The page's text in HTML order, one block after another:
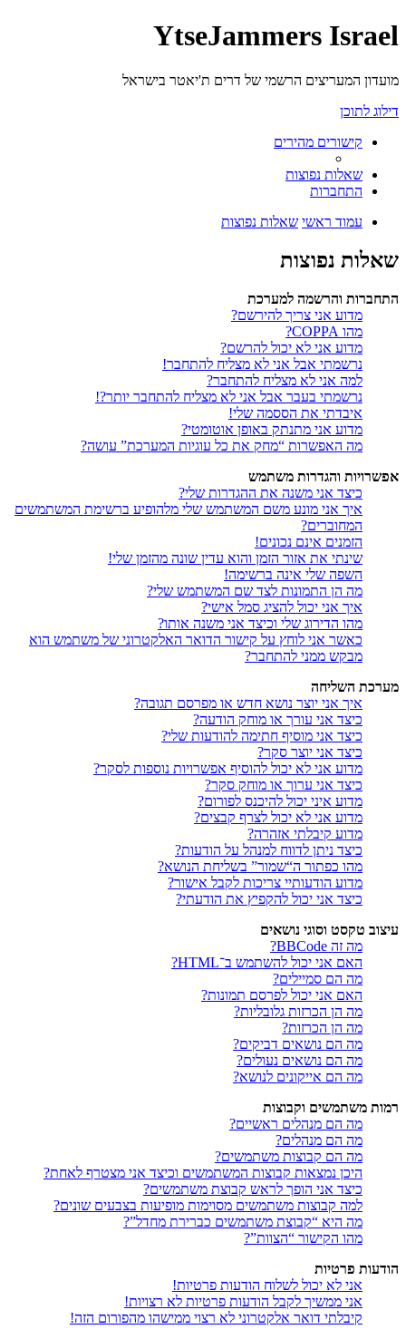
YtseJammers Israel
מועדון המעריצים הרשמי של דרים ת'יאטר בישראל
דילוג לתוכן
קישורים מהירים
שאלות נפוצות
התחברות
עמוד ראשי שאלות נפוצות
שאלות נפוצות
התחברות והרשמה למערכת
מדוע אני צריך להירשם?
מהו COPPA?
מדוע אני לא יכול להרשם?
נרשמתי אבל אני לא מצליח להתחבר!
למה אני לא מצליח להתחבר?
נרשמתי בעבר אבל אני לא מצליח להתחבר יותר?!
איבדתי את הססמה שלי!
מדוע אני מתנתק באופן אוטומטי?
מה האפשרות “מחק את כל עוגיות המערכת” עושה?
אפשרויות והגדרות משתמש
כיצד אני משנה את ההגדרות שלי?
איך אני מונע משם המשתמש שלי מלהופיע ברשימת המשתמשים
המחוברים?
הזמנים אינם נכונים!
שינתי את אזור הזמן והוא עדין שונה מהזמן שלי!
השפה שלי אינה ברשימה!
מה הן התמונות לצד שם המשתמש שלי?
איך אני יכול להציג סמל אישי?
מהו הדירוג שלי וכיצד אני משנה אותו?
כאשר אני לוחץ על קישור הדואר האלקטרוני של משתמש הוא
מבקש ממני להתחבר?
מערכת השליחה
איך אני יוצר נושא חדש או מפרסם תגובה?
כיצד אני עורך או מוחק הודעה?
כיצד אני מוסיף חתימה להודעות שלי?
כיצד אני יוצר סקר?
מדוע אני לא יכול להוסיף אפשרויות נוספות לסקר?
כיצד אני ערוך או מוחק סקר?
מדוע איני יכול להיכנס לפורום?
מדוע אני לא יכול לצרף קבצים?
מדוע קיבלתי אזהרה?
כיצד ניתן לדווח למנהל על הודעות?
מהו כפתור ה“שמור” בשליחת הנושא?
מדוע הודעותיי צריכות לקבל אישור?
כיצד אני יכול להקפיץ את הודעתי?
עיצוב טקסט וסוגי נושאים
מה זה BBCode?
האם אני יכול להשתמש ב־HTML?
מה הם סמיילים?
האם אני יכול לפרסם תמונות?
מה הן הכרזות גלובליות?
מה הן הכרזות?
מה הם נושאים דביקים?
מה הם נושאים נעולים?
מה הם אייקונים לנושא?
רמות משתמשים וקבוצות
מה הם מנהלים ראשיים?
מה הם מנהלים?
מה הם קבוצות משתמשים?
היכן נמצאות קבוצות המשתמשים וכיצד אני מצטרף לאחת?
כיצד אני הופך לראש קבוצת משתמשים?
למה קבוצות משתמשים מסוימות מופיעות בצבעים שונים?
מה היא “קבוצת משתמשים כברירת מחדל”?
מהו הקישור “הצוות”?
הודעות פרטיות
אני לא יכול לשלוח הודעות פרטיות!
אני ממשיך לקבל הודעות פרטיות לא רצויות!
קיבלתי דואר אלקטרוני לא רצוי ממישהו מהפורום הזה!